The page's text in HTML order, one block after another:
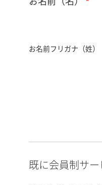
お名前フリガナ（姓）
英数）
既に会員制サ